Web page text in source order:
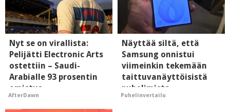
Nyt se on virallista:
Pelijätti Electronic Arts
ostettiin – Saudi-
Arabialle 93 prosentin
omistus
AfterDawn
Näyttää siltä, että
Samsung onnistui
viimeinkin tekemään
taittuvanäyttöisistä
puhelimista
supersuosittuja
Puhelinvertailu